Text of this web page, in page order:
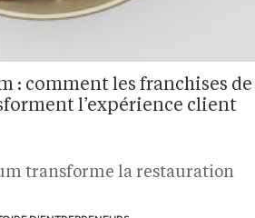
: comment les franchises de
l’expérience client
transforme la restauration